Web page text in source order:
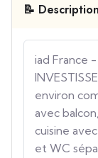
📝 Description
iad France
environ
avec
cuisine
et WC